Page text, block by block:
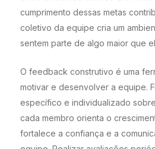
cumprimento dessas metas
coletivo da equipe cria um
sentem parte de algo maior que
O feedback construtivo é uma
motivar e desenvolver a equipe.
específico e individualizado
cada membro orienta o
fortalece a confiança e a